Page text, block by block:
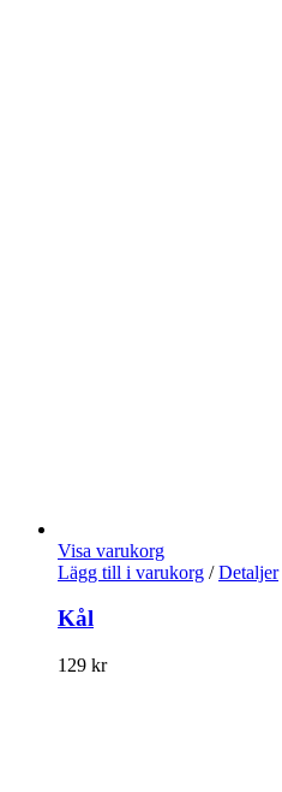
Visa varukorg
Lägg till i varukorg / Detaljer
Kål
129 kr